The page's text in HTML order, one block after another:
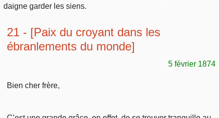
daigne garder les siens.
21 - [Paix du croyant dans les
ébranlements du monde]
5 février 1874
Bien cher frère,